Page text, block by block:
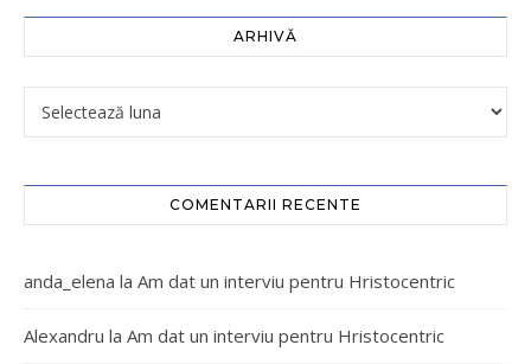
ARHIVĂ
COMENTARII RECENTE
anda_elena la Am dat un interviu pentru Hristocentric
Alexandru la Am dat un interviu pentru Hristocentric